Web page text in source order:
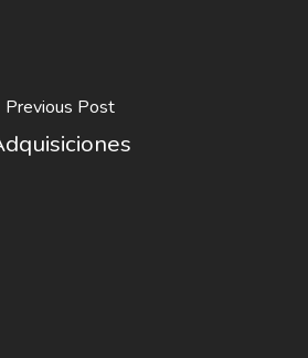
Previous Post